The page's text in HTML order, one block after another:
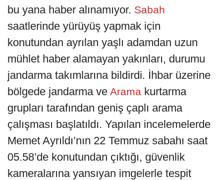
bu yana haber alınamıyor. Sabah
saatlerinde yürüyüş yapmak için
konutundan ayrılan yaşlı adamdan uzun
mühlet haber alamayan yakınları, durumu
jandarma takımlarına bildirdi. İhbar üzerine
bölgede jandarma ve Arama kurtarma
grupları tarafından geniş çaplı arama
çalışması başlatıldı. Yapılan incelemelerde
Memet Ayrıldı’nın 22 Temmuz sabahı saat
05.58’de konutundan çıktığı, güvenlik
kameralarına yansıyan imgelerle tespit